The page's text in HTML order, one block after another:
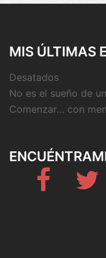
MIS ÚLTIMAS
Desatados
No es el sueño de
Comenzar… con
Fb